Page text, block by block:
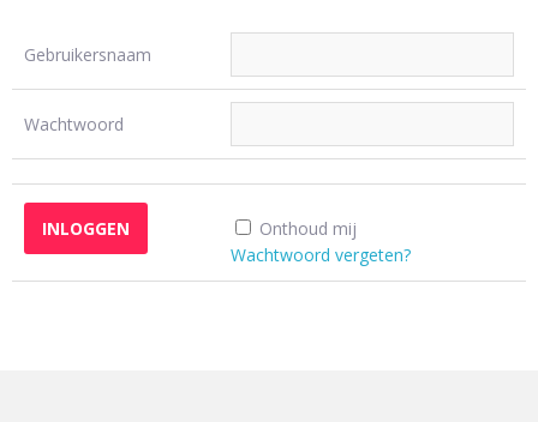
Gebruikersnaam
Wachtwoord
Onthoud mij
Wachtwoord vergeten?